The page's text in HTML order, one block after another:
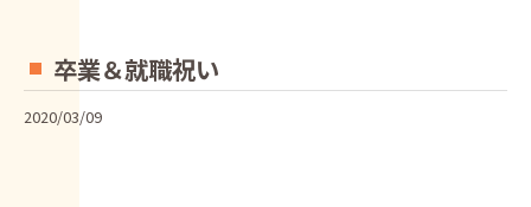
卒業＆就職祝い
2020/03/09